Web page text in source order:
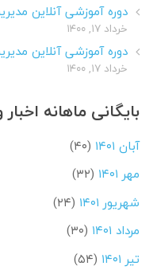
دوره آموزشی آنلاین
خرداد ۱۷, ۱۴۰۰
دوره آموزشی آنلاین
خرداد ۱۷, ۱۴۰۰
بایگانی ماهانه
آبان ۱۴۰۱
(۴۰)
مهر ۱۴۰۱
(۳۲)
شهریور ۱۴۰۱
(۲۴)
مرداد ۱۴۰۱
(۳۰)
تیر ۱۴۰۱
(۵۴)